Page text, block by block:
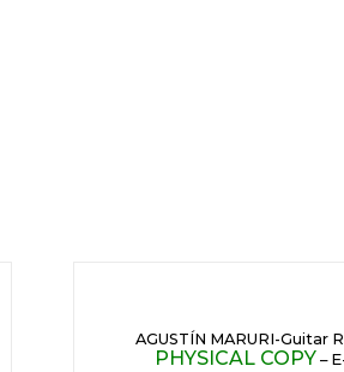
AGUSTÍN MARURI-Guitar
PHYSICAL COPY –